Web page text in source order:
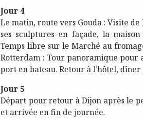
Jour 4
Le matin, route vers Gouda : Visite
ses sculptures en façade, la
Temps libre sur le Marché au
Rotterdam : Tour panoramique
port en bateau. Retour à l'hôtel, dîner
Jour 5
Départ pour retour à Dijon après le
et arrivée en fin de journée.